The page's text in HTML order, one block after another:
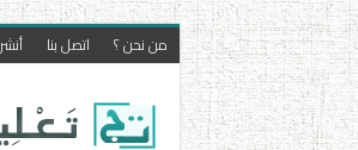
من نحن ؟ اتصل بنا